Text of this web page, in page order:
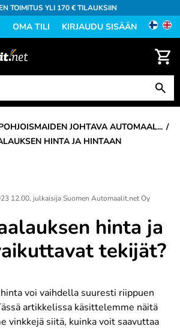
TOIMITUS YLI 170 € TILAUKSIIN
OMA TILI KIRJAUDU SISÄÄN
JOHTAVA AUTOMAAL...
HINTA JA HINTAAN
12.00, julkaisijaSuomen Automaalit.net Oy
hinta ja
tekijät?
voi vaihdella suuresti riippuen
artikkelissa käsittelemme näitä
vinkkejä siitä, kuinka voit saavuttaa